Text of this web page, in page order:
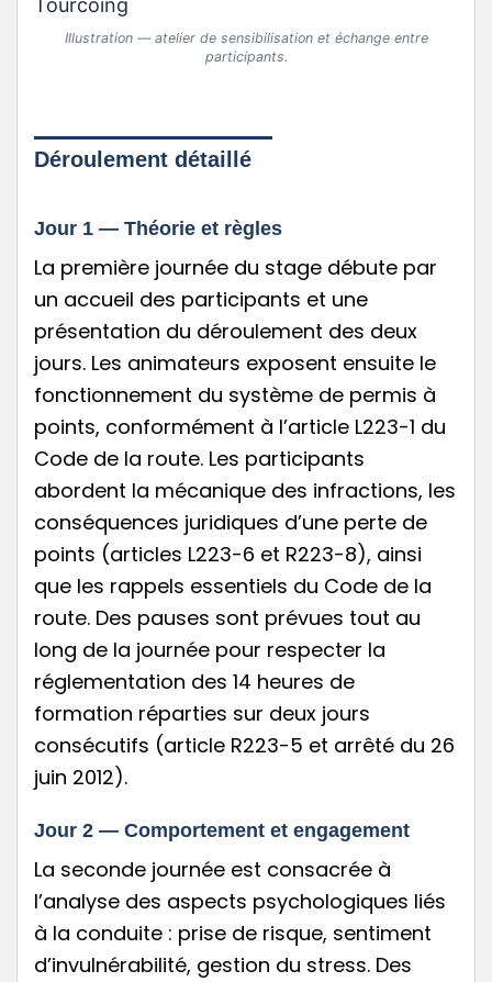
Illustration — atelier de sensibilisation et échange entre
participants.
Déroulement détaillé
Jour 1 — Théorie et règles
La première journée du stage débute par
un accueil des participants et une
présentation du déroulement des deux
jours. Les animateurs exposent ensuite le
fonctionnement du système de permis à
points, conformément à l’article L223-1 du
Code de la route. Les participants
abordent la mécanique des infractions, les
conséquences juridiques d’une perte de
points (articles L223-6 et R223-8), ainsi
que les rappels essentiels du Code de la
route. Des pauses sont prévues tout au
long de la journée pour respecter la
réglementation des 14 heures de
formation réparties sur deux jours
consécutifs (article R223-5 et arrêté du 26
juin 2012).
Jour 2 — Comportement et engagement
La seconde journée est consacrée à
l’analyse des aspects psychologiques liés
à la conduite : prise de risque, sentiment
d’invulnérabilité, gestion du stress. Des